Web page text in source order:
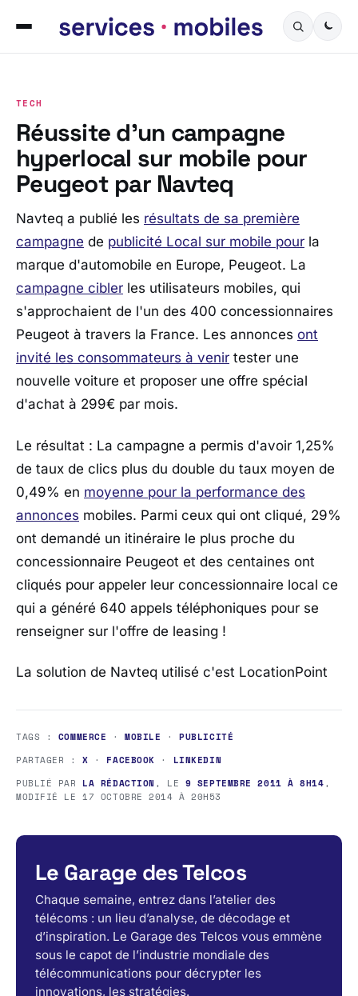
TECH
Réussite d’un campagne
hyperlocal sur mobile pour
Peugeot par Navteq
Navteq a publié les résultats de sa première
campagne de publicité Local sur mobile pour la
marque d'automobile en Europe, Peugeot. La
campagne cibler les utilisateurs mobiles, qui
s'approchaient de l'un des 400 concessionnaires
Peugeot à travers la France. Les annonces ont
invité les consommateurs à venir tester une
nouvelle voiture et proposer une offre spécial
d'achat à 299€ par mois.
Le résultat : La campagne a permis d'avoir 1,25%
de taux de clics plus du double du taux moyen de
0,49% en moyenne pour la performance des
annonces mobiles. Parmi ceux qui ont cliqué, 29%
ont demandé un itinéraire le plus proche du
concessionnaire Peugeot et des centaines ont
cliqués pour appeler leur concessionnaire local ce
qui a généré 640 appels téléphoniques pour se
renseigner sur l'offre de leasing !
La solution de Navteq utilisé c'est LocationPoint
TAGS : COMMERCE ·MOBILE ·PUBLICITÉ
PARTAGER :X · FACEBOOK · LINKEDIN
PUBLIÉ PAR LA RÉDACTION , LE 9 SEPTEMBRE 2011 À 8H14,
MODIFIÉ LE17 OCTOBRE 2014 À 20H53
Le Garage des Telcos
Chaque semaine, entrez dans l’atelier des
télécoms : un lieu d’analyse, de décodage et
d’inspiration. Le Garage des Telcos vous emmène
sous le capot de l’industrie mondiale des
télécommunications pour décrypter les
innovations, les stratégies.